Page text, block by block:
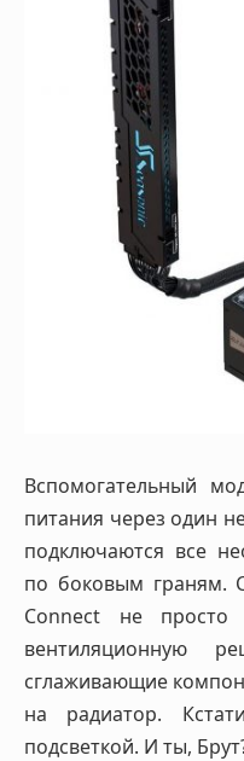
Вспомогательный
питания через один
подключаются все
по боковым граням.
Connect не просто
вентиляционную
сглаживающие
на радиатор.
подсветкой. И ты,